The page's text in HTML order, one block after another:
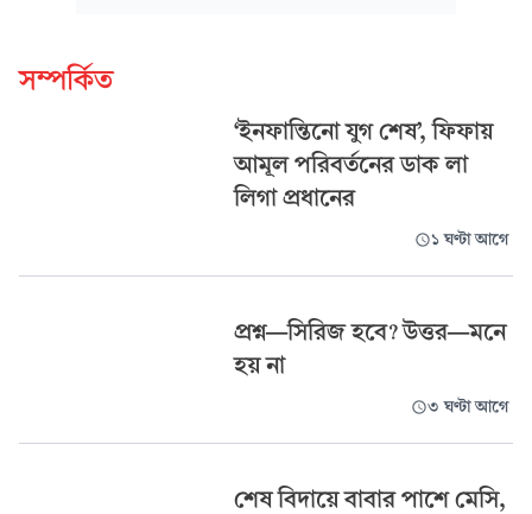
সম্পর্কিত
‘ইনফান্তিনো যুগ শেষ’, ফিফায়
আমূল পরিবর্তনের ডাক লা
লিগা প্রধানের
১ ঘণ্টা আগে
প্রশ্নÑসিরিজ হবে? উত্তরÑমনে
হয় না
৩ ঘণ্টা আগে
শেষ বিদায়ে বাবার পাশে মেসি,